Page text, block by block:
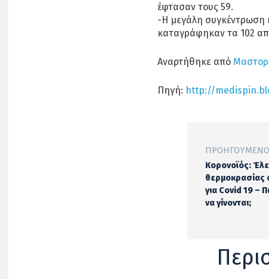
έφτασαν τους 59.
-Η μεγάλη συγκέντρωση
καταγράφηκαν τα 102
Αναρτήθηκε από
Πηγή: http://
Κορονοϊός:
θερμοκρασίας
για Covid 19 –
να γίνονται;